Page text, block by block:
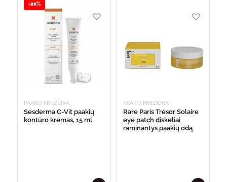
-20%
PAAKIŲ PRIEŽIŪRA
Sesderma C-Vit paakių
kontūro kremas, 15 ml
PAAKIŲ PRIEŽIŪRA
Rare Paris Trésor Solaire
eye patch diskeliai
raminantys paakių odą